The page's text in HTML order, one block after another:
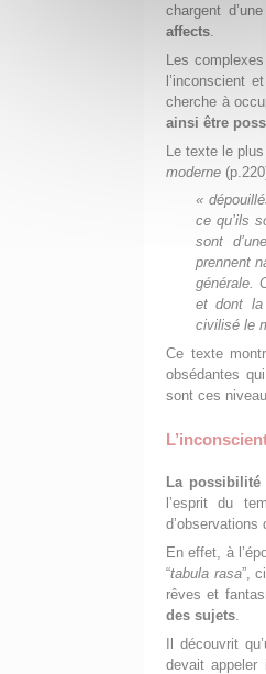
chargent
affects.
Les
l’inconscient
cherche à
ainsi être
Le texte le
moderne
«
ce qu’ils
sont
prennent
générale.
et dont la
civilisé le
Ce texte
obsédantes
sont ces
La possibilité
l’esprit du
En effet, à
“tabula rasa”,
rêves et
des sujets.
Il découvrit
devait